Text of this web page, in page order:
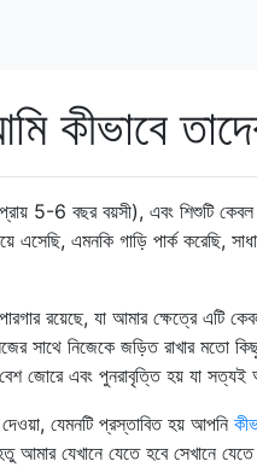
কীভাবে
5-6 বছর বয়সী), এবং শিশুটি কেবল
এমনকি গাড়ি পার্ক করেছি,
রয়েছে, যা আমার ক্ষেত্রে এটি
সাথে নিজেকে জড়িত রাখার মতো
বেশ জোরে এবং পুনরাবৃত্তি হয় যা
যেমনটি প্রস্তাবিত হয় আপনি
আমার যেখানে যেতে হবে সেখানে